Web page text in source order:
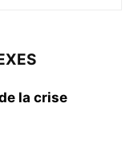
la crise